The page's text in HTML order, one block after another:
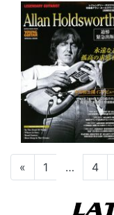
投稿ナビ
« 1 … 4